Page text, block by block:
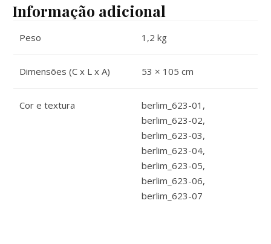
Informação adicional
Peso 1,2 kg
Dimensões (C x L x A) 53 × 105 cm
Cor e textura
berlim_623-01,
berlim_623-02,
berlim_623-03,
berlim_623-04,
berlim_623-05,
berlim_623-06,
berlim_623-07